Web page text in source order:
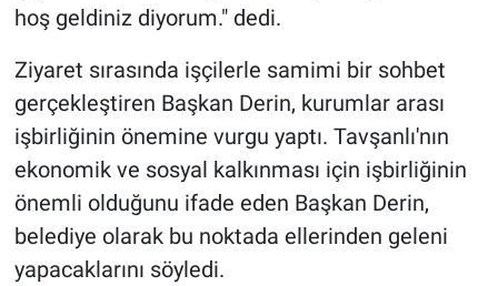
hoş geldiniz diyorum." dedi.
Ziyaret sırasında işçilerle samimi bir sohbet
gerçekleştiren Başkan Derin, kurumlar arası
işbirliğinin önemine vurgu yaptı. Tavşanlı'nın
ekonomik ve sosyal kalkınması için işbirliğinin
önemli olduğunu ifade eden Başkan Derin,
belediye olarak bu noktada ellerinden geleni
yapacaklarını söyledi.